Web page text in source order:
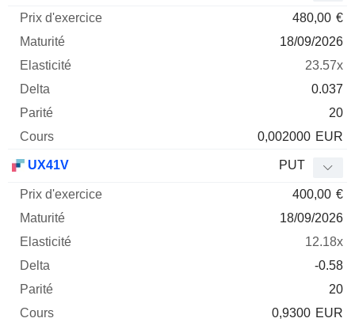
480,00 €
18/09/2026
23.57x
0.037
20
0,002000 EUR
UX41V PUT
400,00 €
18/09/2026
12.18x
-0.58
20
0,9300 EUR